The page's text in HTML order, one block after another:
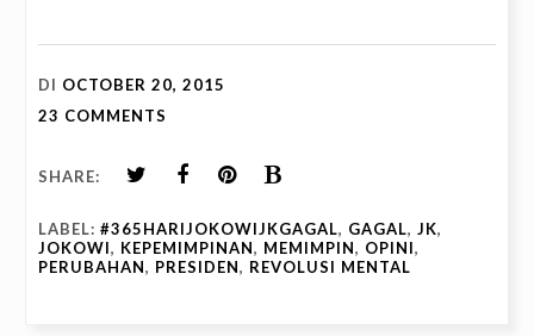
DI OCTOBER 20, 2015
23 COMMENTS
SHARE:
LABEL: #365HARIJOKOWIJKGAGAL, GAGAL, JK,
JOKOWI, KEPEMIMPINAN, MEMIMPIN, OPINI,
PERUBAHAN, PRESIDEN, REVOLUSI MENTAL